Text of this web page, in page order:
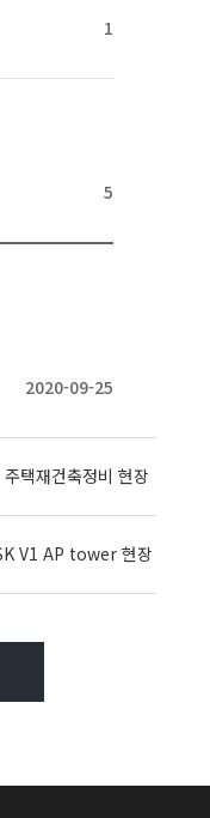
1
5
2020-09-25
택재건축정비 현장
V1 AP tower 현장